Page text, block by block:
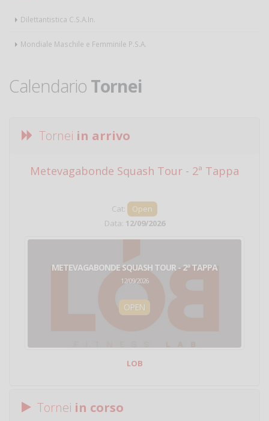
Dilettantistica C.S.A.In.
Mondiale Maschile e Femminile P.S.A.
Calendario Tornei
Tornei in arrivo
Metevagabonde Squash Tour - 2ª Tappa
Cat:
Open
Data: 12/09/2026
METEVAGABONDE SQUASH TOUR - 2ª TAPPA
12/09/2026
OPEN
LOB
Tornei in corso